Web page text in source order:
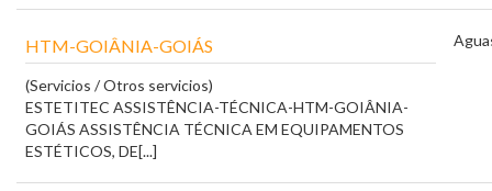
HTM-GOIÂNIA-GOIÁS
(Servicios / Otros servicios)
ESTETITEC ASSISTÊNCIA-TÉCNICA-HTM-GOIÂNIA-
GOIÁS ASSISTÊNCIA TÉCNICA EM EQUIPAMENTOS
ESTÉTICOS, DE[...]